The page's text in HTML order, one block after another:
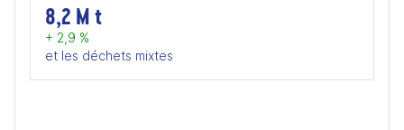
8,2 M t
+ 2,9 %
et les déchets mixtes